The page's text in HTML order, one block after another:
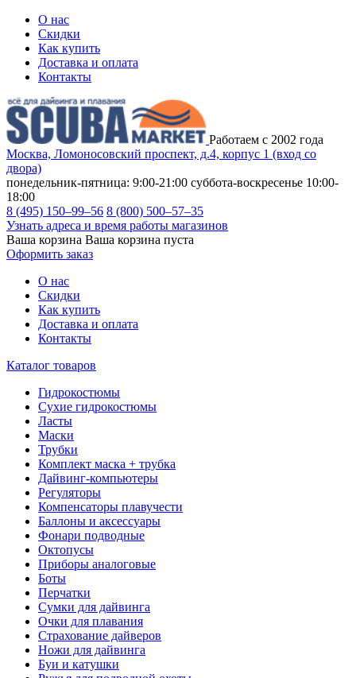
О нас
Скидки
Как купить
Доставка и оплата
Контакты
Работаем с 2002 года
Москва, Ломоносовский проспект, д.4, корпус 1 (вход со
двора)
понедельник-пятница: 9:00-21:00 суббота-воскресенье 10:00-
18:00
8 (495) 150–99–56 8 (800) 500–57–35
Узнать адреса и время работы магазинов
Ваша корзина Ваша корзина пуста
Оформить заказ
О нас
Скидки
Как купить
Доставка и оплата
Контакты
Каталог товаров
Гидрокостюмы
Сухие гидрокостюмы
Ласты
Маски
Трубки
Комплект маска + трубка
Дайвинг-компьютеры
Регуляторы
Компенсаторы плавучести
Баллоны и аксессуары
Фонари подводные
Октопусы
Приборы аналоговые
Боты
Перчатки
Сумки для дайвинга
Очки для плавания
Страхование дайверов
Ножи для дайвинга
Буи и катушки